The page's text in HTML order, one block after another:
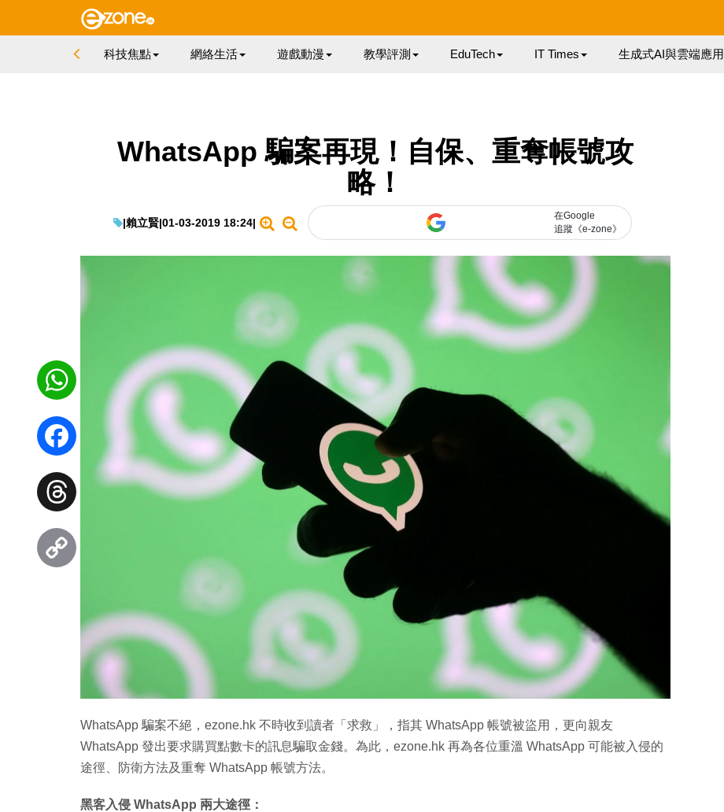
科技焦點 網絡生活 遊戲動漫 教學評測 EduTech IT Times 生成式AI與雲端應用
WhatsApp 騙案再現！自保、重奪帳號攻
略！
|賴立賢|01-03-2019 18:24|
在Google
追蹤《e-zone》
WhatsApp 騙案不絕，ezone.hk 不時收到讀者「求救」，指其 WhatsApp 帳號被盜用，更向親友
WhatsApp 發出要求購買點數卡的訊息騙取金錢。為此，ezone.hk 再為各位重溫 WhatsApp 可能被入侵的
途徑、防衛方法及重奪 WhatsApp 帳號方法。
黑客入侵 WhatsApp 兩大途徑：
WhatsApp
Facebook
Threads